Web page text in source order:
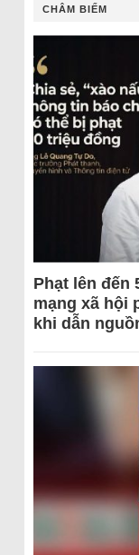
CHÂM BIẾM
Phạt lên đến
mạng xã hội
khi dẫn